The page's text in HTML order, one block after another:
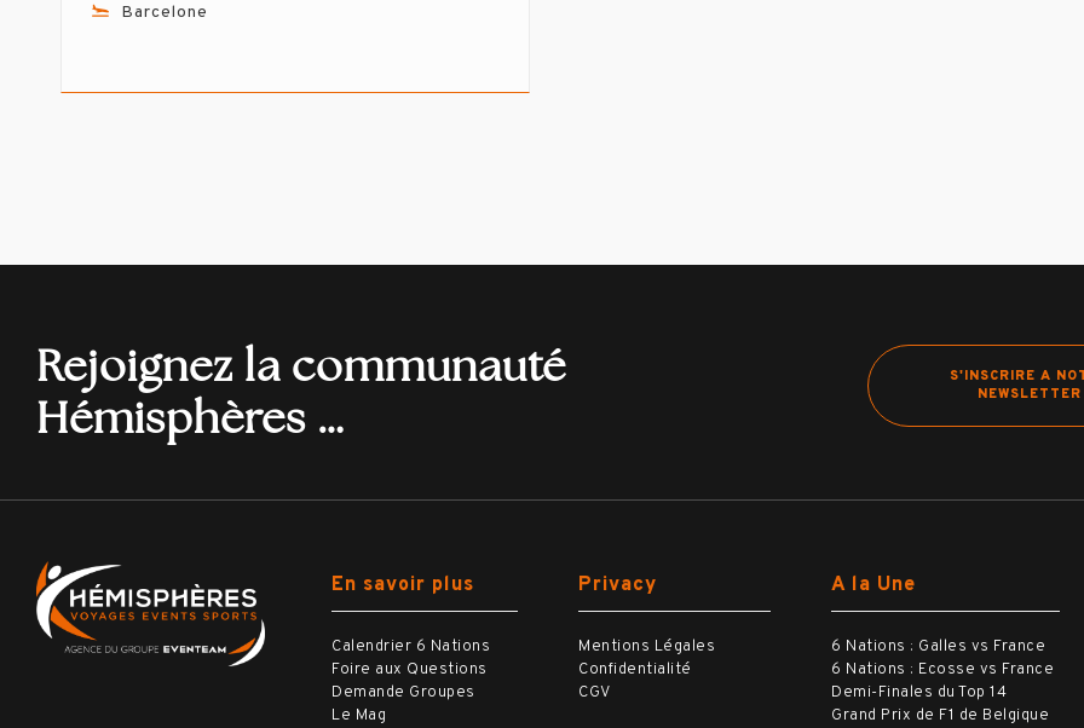
Barcelone
Rejoignez la communauté
Hémisphères …
S'INSCRIRE A
NEWSLETTER
En savoir plus
Calendrier 6 Nations
Foire aux Questions
Demande Groupes
Le Mag
Privacy
Mentions Légales
Confidentialité
CGV
A la Une
6 Nations : Galles vs France
6 Nations : Ecosse vs France
Demi-Finales du Top 14
Grand Prix de F1 de Belgique